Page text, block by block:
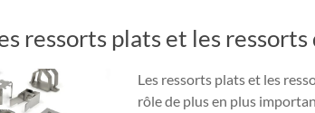
ressorts plats et les ressorts
Les ressorts plats et les
rôle de plus en plus